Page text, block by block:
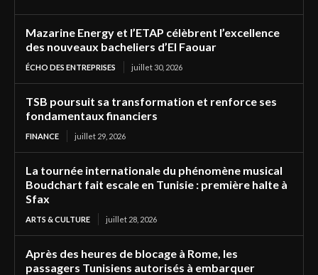
Mazarine Energy et l’ETAP célèbrent l’excellence
des nouveaux bacheliers d’El Faouar
ÉCHO DES ENTREPRISES juillet 30, 2026
TSB poursuit sa transformation et renforce ses
fondamentaux financiers
FINANCE juillet 29, 2026
La tournée internationale du phénomène musical
Boudchart fait escale en Tunisie : première halte à
Sfax
ARTS & CULTURE juillet 28, 2026
Après des heures de blocage à Rome, les
passagers Tunisiens autorisés à embarquer